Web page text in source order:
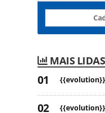
MAIS LIDAS
{{evolution}}
{{evolution}}